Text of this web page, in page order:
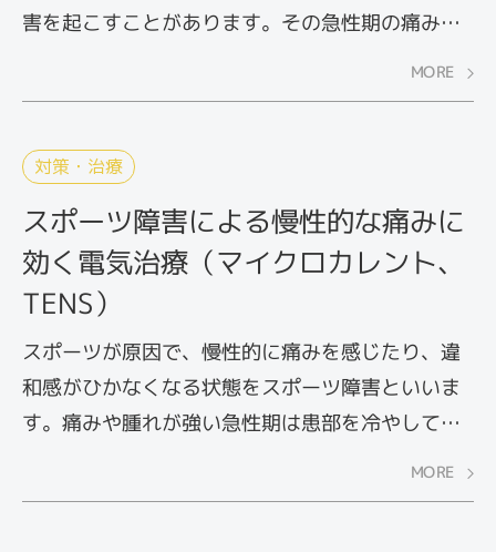
害を起こすことがあります。その急性期の痛みの
緩和に有効とされているのが、マイクロカレント
やTENS（経皮的電気刺激療法）に代表される電気
て、スポーツの現場でも取り入れられています。
電気の刺激が痛みを和らげるしくみについてみて
いきましょう。
MORE
対策・治療
スポーツ障害による慢性的な痛みに
効く電気治療（マイクロカレント、
TENS）
スポーツが原因で、慢性的に痛みを感じたり、違
和感がひかなくなる状態をスポーツ障害といいま
す。痛みや腫れが強い急性期は患部を冷やして安
静を保つのが得策ですが、慢性期に入ったあとは
それまでとは異なるアプローチが求められます。
MORE